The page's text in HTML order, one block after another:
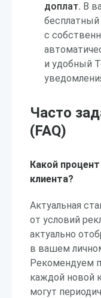
доплат. В
бесплатный
с
и удобный
Часто
(FAQ)
Какой
клиента?
Актуальная
от условий
актуально
в вашем
Рекомендуем
каждой новой
могут